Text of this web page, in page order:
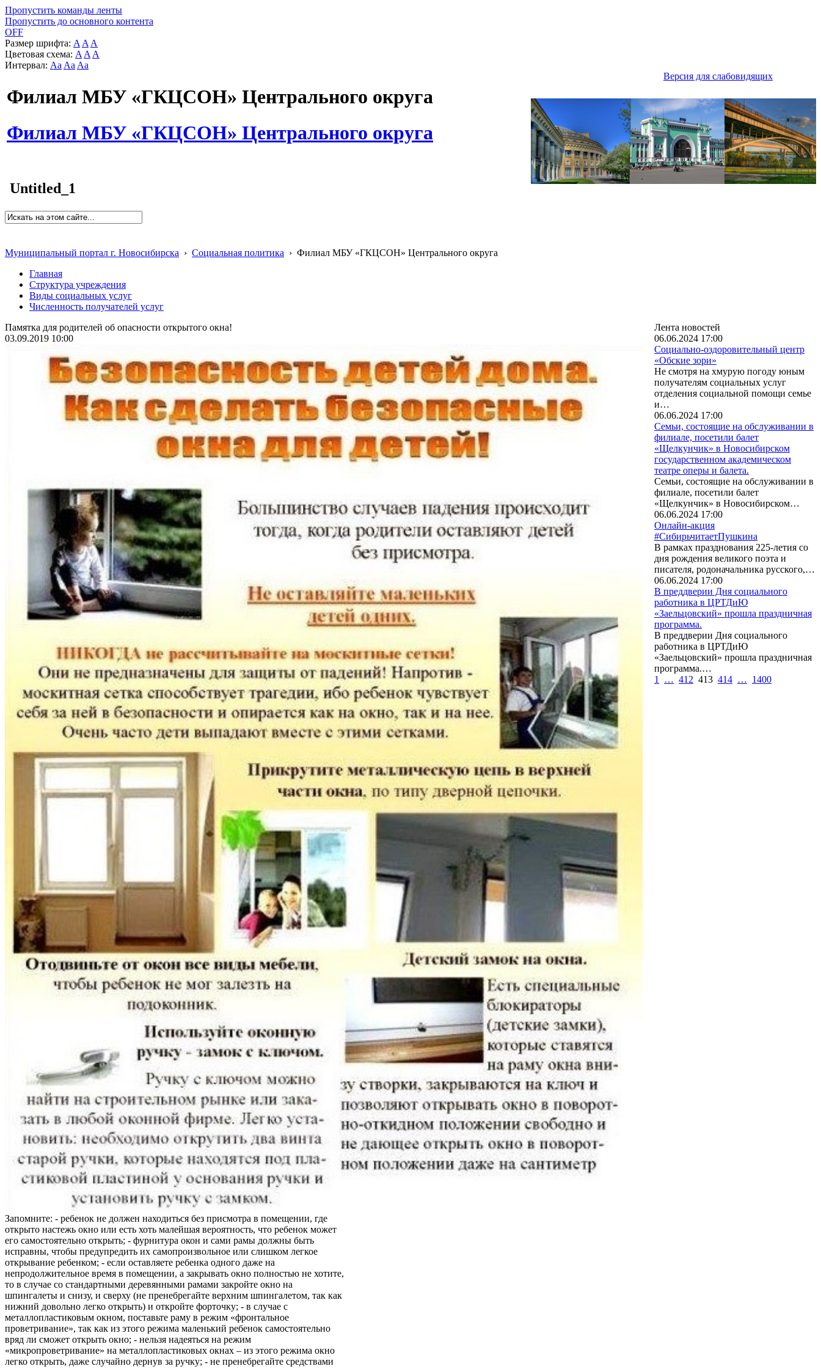
Пропустить команды ленты
Пропустить до основного контента
OFF
Размер шрифта: A A A
Цветовая схема: A A A
Интервал: Aa Aa Aa
Версия для слабовидящих
Филиал МБУ «ГКЦСОН» Центрального округа
Филиал МБУ «ГКЦСОН» Центрального округа
Untitled_1
Муниципальный портал г. Новосибирска › Социальная политика › Филиал МБУ «ГКЦСОН» Центрального округа
Главная
Структура учреждения
Виды социальных услуг
Численность получателей услуг
Памятка для родителей об опасности открытого окна!
03.09.2019 10:00
Запомните: - ребенок не должен находиться без присмотра в помещении, где
открыто настежь окно или есть хоть малейшая вероятность, что ребенок может
его самостоятельно открыть; - фурнитура окон и сами рамы должны быть
исправны, чтобы предупредить их самопроизвольное или слишком легкое
открывание ребенком; - если оставляете ребенка одного даже на
непродолжительное время в помещении, а закрывать окно полностью не хотите,
то в случае со стандартными деревянными рамами закройте окно на
шпингалеты и снизу, и сверху (не пренебрегайте верхним шпингалетом, так как
нижний довольно легко открыть) и откройте форточку; - в случае с
металлопластиковым окном, поставьте раму в режим «фронтальное
проветривание», так как из этого режима маленький ребенок самостоятельно
вряд ли сможет открыть окно; - нельзя надеяться на режим
«микропроветривание» на металлопластиковых окнах – из этого режима окно
легко открыть, даже случайно дернув за ручку; - не пренебрегайте средствами
Лента новостей
06.06.2024 17:00
Социально-оздоровительный центр
«Обские зори»
Не смотря на хмурую погоду юным
получателям социальных услуг
отделения социальной помощи семье
и…
06.06.2024 17:00
Семьи, состоящие на обслуживании в
филиале, посетили балет
«Щелкунчик» в Новосибирском
государственном академическом
театре оперы и балета.
Семьи, состоящие на обслуживании в
филиале, посетили балет
«Щелкунчик» в Новосибирском…
06.06.2024 17:00
Онлайн-акция
#СибирьчитаетПушкина
В рамках празднования 225-летия со
дня рождения великого поэта и
писателя, родоначальника русского,…
06.06.2024 17:00
В преддверии Дня социального
работника в ЦРТДиЮ
«Заельцовский» прошла праздничная
программа.
В преддверии Дня социального
работника в ЦРТДиЮ
«Заельцовский» прошла праздничная
программа.…
1
… 412 413 414 … 1400